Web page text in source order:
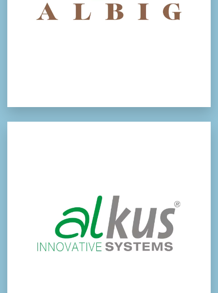
Albig
alkus